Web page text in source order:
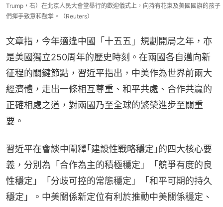
Trump，右）在北京人民大會堂舉行的歡迎儀式上，向持有花束及美國國旗的孩子
們揮手致意和鼓掌。（Reuters）
文章指，今年適逢中國「十五五」規劃開局之年，亦
是美國獨立250周年的歷史時刻。在兩國各自邁向新
征程的關鍵節點，習近平指出，中美作為世界前兩大
經濟體，走出一條相互尊重、和平共處、合作共贏的
正確相處之道，對兩國乃至全球的繁榮進步至關重
要。
習近平在會談中闡釋｢建設性戰略穩定｣的四大核心要
義，分別為「合作為主的積極穩定」「競爭有度的良
性穩定」「分歧可控的常態穩定」「和平可期的持久
穩定」。中美關係新定位有利於推動中美關係穩定、